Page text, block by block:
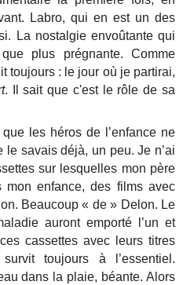
Labro, qui en est un des
La nostalgie envoûtante qui
plus prégnante. Comme
toujours : le jour où je partirai,
. Il sait que c'est le rôle de sa
les héros de l’enfance ne
savais déjà, un peu. Je n’ai
sur lesquelles mon père
mon enfance, des films avec
Beaucoup « de » Delon. Le
auront emporté l’un et
cassettes avec leurs titres
toujours à l’essentiel.
dans la plaie, béante. Alors